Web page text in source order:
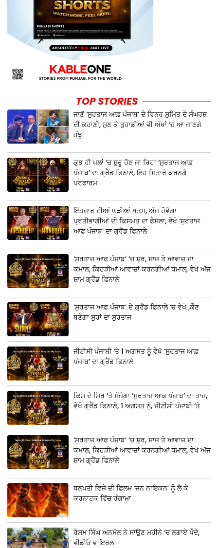
TOP STORIES
ਜਾਣੋਂ ‘ਸੁਰਤਾਜ ਆਫ਼ ਪੰਜਾਬ’ ਦੇ ਵਿਨਰ ਸੁਮਿਤ ਦੇ ਸੰਘਰਸ਼
ਦੀ ਕਹਾਣੀ, ਸੁਣ ਕੇ ਤੁਹਾਡੀਆਂ ਵੀ ਅੱਖਾਂ ‘ਚ ਆ ਜਾਣਗੇ
ਹੰਝੂ
ਕੁਝ ਹੀ ਪਲਾਂ ‘ਚ ਸ਼ੁਰੂ ਹੋਣ ਜਾ ਰਿਹਾ ‘ਸੁਰਤਾਜ ਆਫ਼
ਪੰਜਾਬ’ ਦਾ ਗ੍ਰੈਂਡ ਫਿਨਾਲੇ, ਇਹ ਸਿਤਾਰੇ ਕਰਨਗੇ
ਪਰਫਾਰਮ
ਇੰਤਜ਼ਾਰ ਦੀਆਂ ਘੜੀਆਂ ਖ਼ਤਮ, ਅੱਜ ਹੋਵੇਗਾ
ਪ੍ਰਤੀਭਾਗੀਆਂ ਦੀ ਕਿਸਮਤ ਦਾ ਫ਼ੈਸਲਾ, ਵੇਖੋ ‘ਸੁਰਤਾਜ
ਆਫ਼ ਪੰਜਾਬ’ ਦਾ ਗ੍ਰੈਂਡ ਫਿਨਾਲੇ
‘ਸੁਰਤਾਜ ਆਫ਼ ਪੰਜਾਬ’ ‘ਚ ਸ਼ੁਰ, ਸਾਜ਼ ਤੇ ਆਵਾਜ਼ ਦਾ
ਕਮਾਲ, ਕਿਹੜੀਆਂ ਆਵਾਜ਼ਾਂ ਕਰਨਗੀਆਂ ਧਮਾਲ, ਵੇਖੋ ਅੱਜ
ਸ਼ਾਮ ਗ੍ਰੈਂਡ ਫਿਨਾਲੇ
‘ਸੁਰਤਾਜ ਆਫ਼ ਪੰਜਾਬ’ ਦੇ ਗ੍ਰੈਂਡ ਫਿਨਾਲੇ ‘ਚ ਵੇਖੋ ,ਕੌਣ
ਬਣੇਗਾ ਸੁਰਾਂ ਦਾ ਸੁਰਤਾਜ
ਜੀਟੀਸੀ ਪੰਜਾਬੀ ‘ਤੇ 1 ਅਗਸਤ ਨੂੰ ਵੇਖੋ ‘ਸੁਰਤਾਜ ਆਫ਼
ਪੰਜਾਬ’ ਦਾ ਗ੍ਰੈਂਡ ਫਿਨਾਲੇ
ਕਿਸ ਦੇ ਸਿਰ ‘ਤੇ ਸੱਜੇਗਾ ‘ਸੁਰਤਾਜ ਆਫ਼ ਪੰਜਾਬ’ ਦਾ ਤਾਜ,
ਵੇਖੋ ਗ੍ਰੈਂਡ ਫਿਨਾਲੇ, 1 ਅਗਸਤ ਨੂੰ, ਜੀਟੀਸੀ ਪੰਜਾਬੀ ‘ਤੇ
‘ਸੁਰਤਾਜ ਆਫ਼ ਪੰਜਾਬ’ ‘ਚ ਸ਼ੁਰ, ਸਾਜ਼ ਤੇ ਆਵਾਜ਼ ਦਾ
ਕਮਾਲ, ਕਿਹੜੀਆਂ ਆਵਾਜ਼ਾਂ ਕਰਨਗੀਆਂ ਧਮਾਲ, ਵੇਖੋ ਅੱਜ
ਸ਼ਾਮ ਗ੍ਰੈਂਡ ਫਿਨਾਲੇ
ਥਲਪਤੀ ਵਿਜੇ ਦੀ ਫ਼ਿਲਮ ‘ਜਨ ਨਾਇਕਨ’ ਨੂੰ ਲੈ ਕੇ
ਕਰਨਾਟਕ ਵਿੱਚ ਹੰਗਾਮਾ
ਰੇਸ਼ਮ ਸਿੰਘ ਅਨਮੋਲ ਨੇ ਸਾਉਣ ਮਹੀਨੇ ‘ਚ ਲਗਾਏ ਪੌਦੇ,
ਵੀਡੀਓ ਵਾਇਰਲ